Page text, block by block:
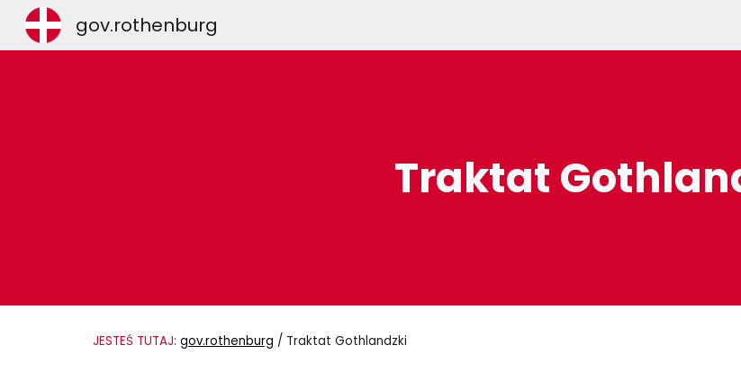
gov.rothenburg
Traktat
JESTEŚ TUTAJ: gov.rothenburg / Traktat Gothlandzki